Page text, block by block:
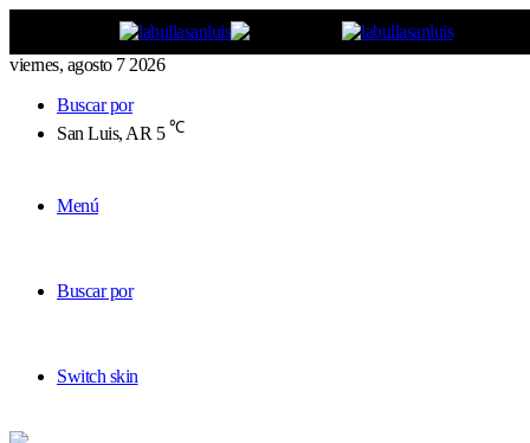
viernes, agosto 7 2026
Buscar por
San Luis, AR 5 ℃
Menú
Buscar por
Switch skin